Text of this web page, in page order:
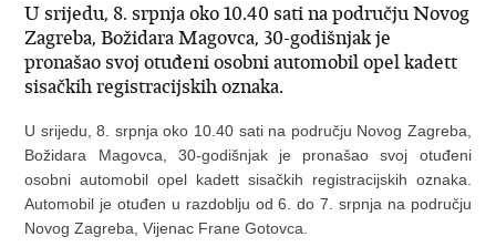
U srijedu, 8. srpnja oko 10.40 sati na području Novog
Zagreba, Božidara Magovca, 30-godišnjak je
pronašao svoj otuđeni osobni automobil opel kadett
sisačkih registracijskih oznaka.
U srijedu, 8. srpnja oko 10.40 sati na području Novog Zagreba,
Božidara Magovca, 30-godišnjak je pronašao svoj otuđeni
osobni automobil opel kadett sisačkih registracijskih oznaka.
Automobil je otuđen u razdoblju od 6. do 7. srpnja na području
Novog Zagreba, Vijenac Frane Gotovca.